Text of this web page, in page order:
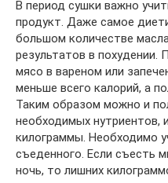
В период сушки важно
продукт. Даже самое
большом количестве
результатов в похудении.
мясо в вареном или
меньше всего калорий, а
Таким образом можно и
необходимых нутриентов,
килограммы. Необходимо
съеденного. Если съесть
ночь, то лишних